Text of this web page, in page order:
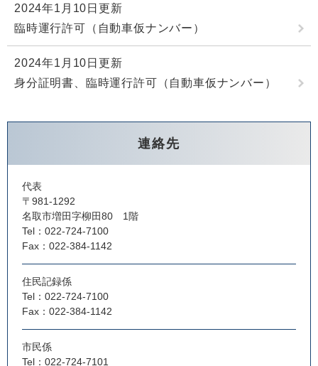
2024年1月10日更新
臨時運行許可（自動車仮ナンバー）
2024年1月10日更新
身分証明書、臨時運行許可（自動車仮ナンバー）
連絡先
代表
〒981-1292
名取市増田字柳田80 1階
Tel：022-724-7100
Fax：022-384-1142
住民記録係
Tel：022-724-7100
Fax：022-384-1142
市民係
Tel：022-724-7101